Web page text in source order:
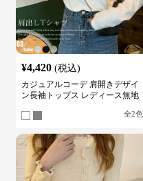
¥4,420 (税込)
カジュアルコーデ 肩開きデザイ
ン長袖トップス レディース無地
全2色